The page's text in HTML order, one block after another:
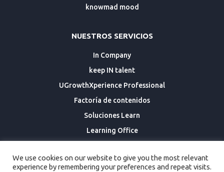
knowmad mood
NUESTROS SERVICIOS
In Company
keep IN talent
UGrowthXperience Professional
Factoría de contenidos
Soluciones Learn
Learning Office
AYUDA Y SOPORTE
We use cookies on our website to give you the most relevant
experience by remembering your preferences and repeat visits.